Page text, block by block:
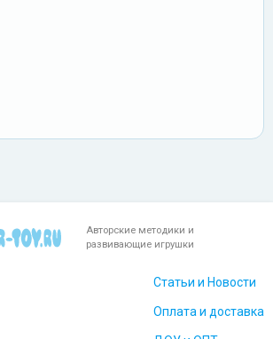
Авторские методики и
развивающие игрушки
Статьи и Новости
Оплата и доставка